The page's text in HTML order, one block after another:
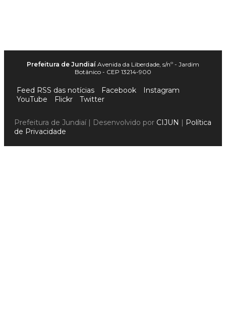
Prefeitura de Jundiaí Avenida da Liberdade, s/nº - Jardim
Botânico - CEP 13214-900
Feed RSS das notícias Facebook
Instagram
YouTube
Flickr Twitter
Prefeitura de Jundiaí | Desenvolvido por CIJUN
Política
de Privacidade